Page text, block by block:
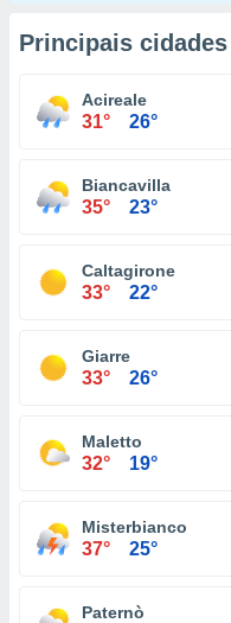
Principais cidades
Acireale
31° 26°
Biancavilla
35° 23°
Caltagirone
33° 22°
Giarre
33° 26°
Maletto
32° 19°
Misterbianco
37° 25°
Paternò